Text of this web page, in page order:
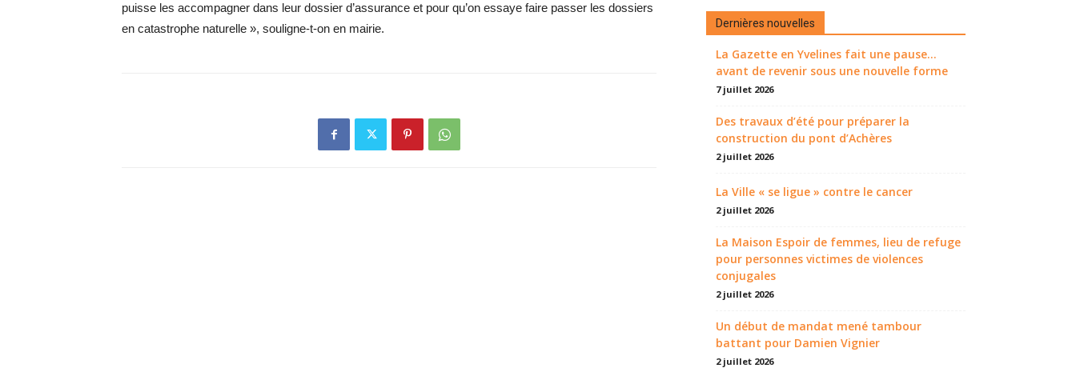
puisse les accompagner dans leur dossier d’assurance et pour qu’on essaye faire passer les dossiers
en catastrophe naturelle », souligne-t-on en mairie.
Dernières nouvelles
La Gazette en Yvelines fait une pause...
avant de revenir sous une nouvelle forme
7 juillet 2026
Des travaux d’été pour préparer la
construction du pont d’Achères
2 juillet 2026
La Ville « se ligue » contre le cancer
2 juillet 2026
La Maison Espoir de femmes, lieu de refuge
pour personnes victimes de violences
conjugales
2 juillet 2026
Un début de mandat mené tambour
battant pour Damien Vignier
2 juillet 2026